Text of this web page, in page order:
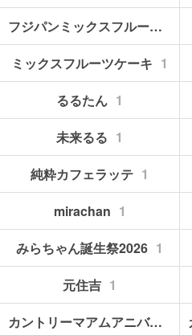
フジパンミックスフルーツケーキ
ミックスフルーツケーキ 1
るるたん 1
未来るる 1
純粋カフェラッテ 1
mirachan 1
みらちゃん誕生祭2026 1
元住吉 1
カントリーマアムアニバーサリーショートケーキ味